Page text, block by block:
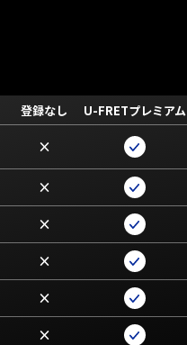
登録なし
U-FRETプレミアム
×
×
×
×
×
×